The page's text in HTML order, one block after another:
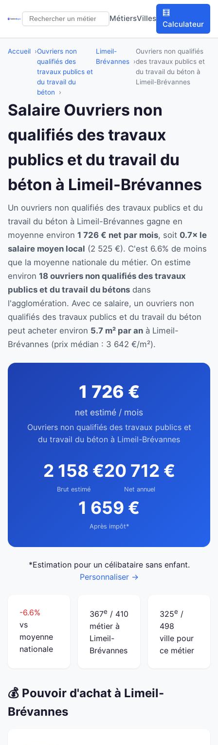
MétiersVilles
🧮
Calculateur
Accueil
Ouvriers non
qualifiés des
travaux publics et
du travail du
béton
Limeil-
Brévannes
Ouvriers non qualifiés
des travaux publics et
du travail du béton à
Limeil-Brévannes
Salaire Ouvriers non
qualifiés des travaux
publics et du travail du
béton à Limeil-Brévannes
Un ouvriers non qualifiés des travaux publics et du
travail du béton à Limeil-Brévannes gagne en
moyenne environ 1 726 € net par mois, soit 0.7× le
salaire moyen local (2 525 €). C'est 6.6% de moins
que la moyenne nationale du métier. On estime
environ 18 ouvriers non qualifiés des travaux
publics et du travail du bétons dans
l'agglomération. Avec ce salaire, un ouvriers non
qualifiés des travaux publics et du travail du béton
peut acheter environ 5.7 m² par an à Limeil-
Brévannes (prix médian : 3 642 €/m²).
1 726 €
net estimé / mois
Ouvriers non qualifiés des travaux publics et
du travail du béton à Limeil-Brévannes
2 158 €
Brut estimé
20 712 €
Net annuel
1 659 €
Après impôt*
*Estimation pour un célibataire sans enfant.
Personnaliser →
-6.6%
vs
moyenne
nationale
367e / 410
métier à
Limeil-
Brévannes
325e /
498
ville pour
ce métier
💰 Pouvoir d'achat à Limeil-
Brévannes